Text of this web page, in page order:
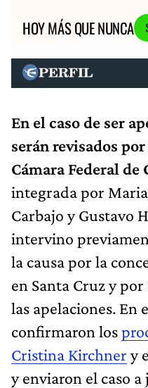
HOY MÁS QUE NUNCA
En el caso de ser
serán revisados
Cámara Federal de
integrada por
Carbajo y Gustavo
intervino
la causa por la
en Santa Cruz y
las apelaciones. En
confirmaron los
Cristina Kirchner y
y enviaron el caso